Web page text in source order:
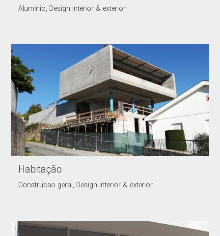
Aluminio, Design interior & exterior
Habitação
Construcao geral, Design interior & exterior